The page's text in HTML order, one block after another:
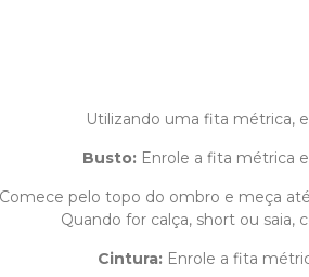
Utilizando uma fita métrica,
Busto: Enrole a fita métrica
Comece pelo topo do ombro e meça
Quando for calça, short ou saia,
Cintura: Enrole a fita